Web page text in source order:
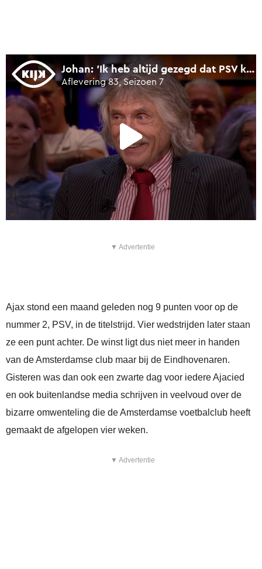
▼ Advertentie
Ajax stond een maand geleden nog 9 punten voor op de
nummer 2, PSV, in de titelstrijd. Vier wedstrijden later staan
ze een punt achter. De winst ligt dus niet meer in handen
van de Amsterdamse club maar bij de Eindhovenaren.
Gisteren was dan ook een zwarte dag voor iedere Ajacied
en ook buitenlandse media schrijven in veelvoud over de
bizarre omwenteling die de Amsterdamse voetbalclub heeft
gemaakt de afgelopen vier weken.
▼ Advertentie